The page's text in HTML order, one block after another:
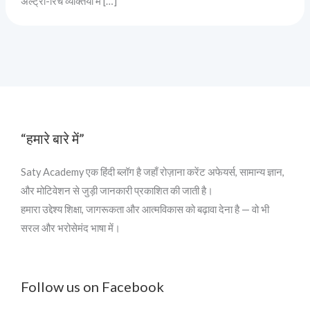
“हमारे बारे में”
Saty Academy एक हिंदी ब्लॉग है जहाँ रोज़ाना करेंट अफेयर्स, सामान्य ज्ञान,
और मोटिवेशन से जुड़ी जानकारी प्रकाशित की जाती है।
हमारा उद्देश्य शिक्षा, जागरूकता और आत्मविकास को बढ़ावा देना है — वो भी
सरल और भरोसेमंद भाषा में।
Follow us on Facebook